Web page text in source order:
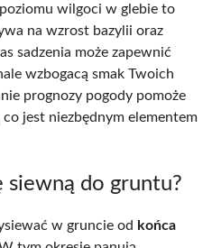
wilgoci w glebie to
na wzrost bazylii oraz
sadzenia może zapewnić
wzbogacą smak Twoich
prognozy pogody pomoże
jest niezbędnym elementem
siewną do gruntu?
w gruncie od końca